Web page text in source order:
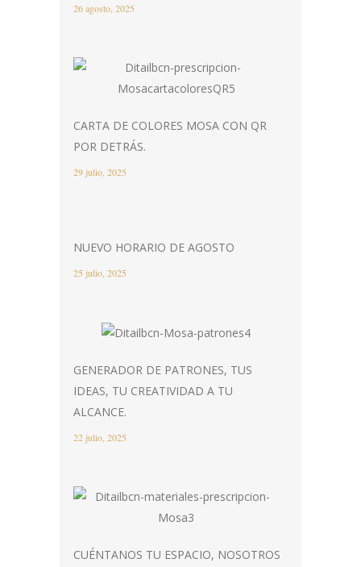
26 agosto, 2025
CARTA DE COLORES MOSA CON QR
POR DETRÁS.
29 julio, 2025
NUEVO HORARIO DE AGOSTO
25 julio, 2025
GENERADOR DE PATRONES, TUS
IDEAS, TU CREATIVIDAD A TU
ALCANCE.
22 julio, 2025
CUÉNTANOS TU ESPACIO, NOSOTROS